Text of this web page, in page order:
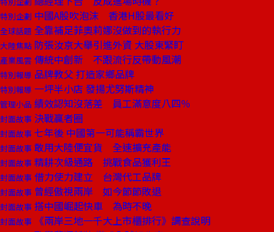
特別企劃 中國A股吹泡沫 香港H股最看好
全球話題 全靠補足菲奧莉娜沒做到的執行力
大陸焦點 防張汝京大舉引進外資 大股東緊盯
產業風雲 傳統中創新 不跟流行反帶動風潮
特別報導 品牌教父 打造家鄉品牌
特別報導 一坪半小店 發揚尤努斯精神
管理小品 績效認知沒落差 員工滿意度八四％
封面故事 決戰贏者圈
封面故事 七年後 中國第一可能稱霸世界
封面故事 敢用大陸便宜貨 全速擴充產能
封面故事 精耕次級通路 挑戰食品獲利王
封面故事 借力使力建立 台灣代工品牌
封面故事 曾經傲視兩岸 如今節節敗退
封面故事 搭中國崛起快車 為時不晚
封面故事 《兩岸三地一千大上市櫃排行》調查說明